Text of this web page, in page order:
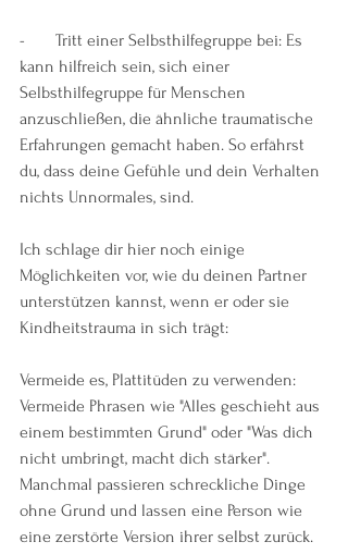
-       Tritt einer Selbsthilfegruppe bei: Es
kann hilfreich sein, sich einer
Selbsthilfegruppe für Menschen
anzuschließen, die ähnliche traumatische
Erfahrungen gemacht haben. So erfährst
du, dass deine Gefühle und dein Verhalten
nichts Unnormales, sind.
Ich schlage dir hier noch einige
Möglichkeiten vor, wie du deinen Partner
unterstützen kannst, wenn er oder sie
Kindheitstrauma in sich trägt:
Vermeide es, Plattitüden zu verwenden:
Vermeide Phrasen wie "Alles geschieht aus
einem bestimmten Grund" oder "Was dich
nicht umbringt, macht dich stärker".
Manchmal passieren schreckliche Dinge
ohne Grund und lassen eine Person wie
eine zerstörte Version ihrer selbst zurück.